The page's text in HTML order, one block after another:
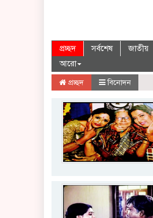
প্রচ্ছদ সর্বশেষ জাতীয়
আরো
প্রচ্ছদ বিনোদন